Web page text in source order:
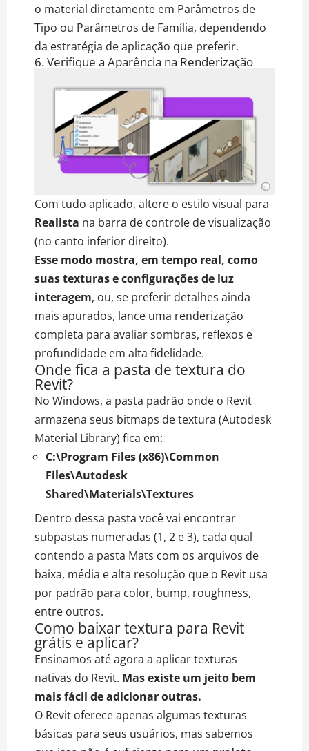
o material diretamente em Parâmetros de
Tipo ou Parâmetros de Família, dependendo
da estratégia de aplicação que preferir.
6. Verifique a Aparência na Renderização
Com tudo aplicado, altere o estilo visual para
Realista na barra de controle de visualização
(no canto inferior direito).
Esse modo mostra, em tempo real, como
suas texturas e configurações de luz
interagem, ou, se preferir detalhes ainda
mais apurados, lance uma renderização
completa para avaliar sombras, reflexos e
profundidade em alta fidelidade.
Onde fica a pasta de textura do
Revit?
No Windows, a pasta padrão onde o Revit
armazena seus bitmaps de textura (Autodesk
Material Library) fica em:
C:\Program Files (x86)\Common
Files\Autodesk
Shared\Materials\Textures
Dentro dessa pasta você vai encontrar
subpastas numeradas (1, 2 e 3), cada qual
contendo a pasta Mats com os arquivos de
baixa, média e alta resolução que o Revit usa
por padrão para color, bump, roughness,
entre outros.
Como baixar textura para Revit
grátis e aplicar?
Ensinamos até agora a aplicar texturas
nativas do Revit. Mas existe um jeito bem
mais fácil de adicionar outras.
O Revit oferece apenas algumas texturas
básicas para seus usuários, mas sabemos